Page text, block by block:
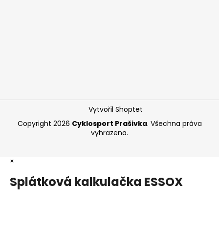
Vytvořil Shoptet
Copyright 2026 Cyklosport Prašivka. Všechna práva
vyhrazena.
×
Splátková kalkulačka ESSOX